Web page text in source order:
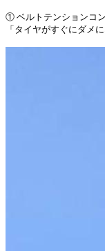
① ベルトテンションコ
「タイヤがすぐにダメ